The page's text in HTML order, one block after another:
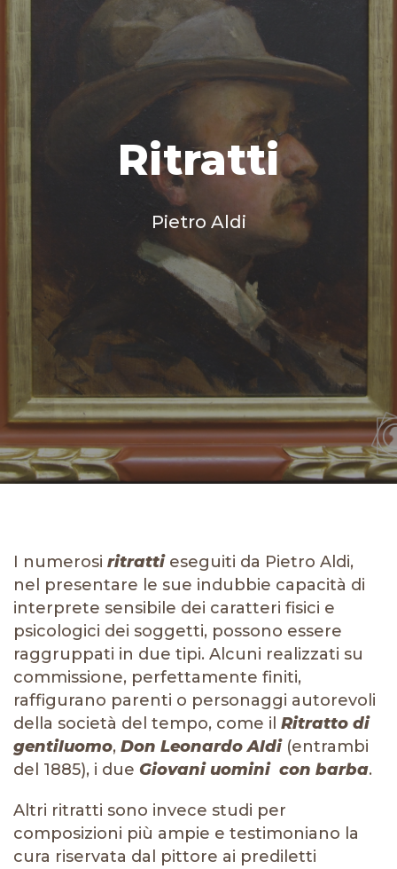
Ritratti
Pietro Aldi
I numerosi ritrattieseguiti da Pietro Aldi,
nel presentare le sue indubbie capacità di
interprete sensibile dei caratteri fisici e
psicologici dei soggetti, possono essere
raggruppati in due tipi. Alcuni realizzati su
commissione, perfettamente finiti,
raffigurano parenti o personaggi autorevoli
della società del tempo, come il Ritratto di
gentiluomo, Don Leonardo Aldi(entrambi
del 1885), i due Giovani uomini con barba.
Altri ritratti sono invece studi per
composizioni più ampie e testimoniano la
cura riservata dal pittore ai prediletti